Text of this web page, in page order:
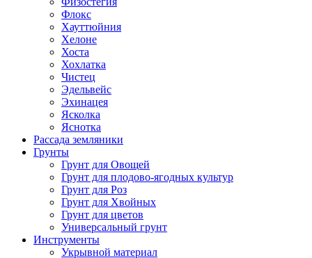
Флокс
Хауттюйния
Хелоне
Хоста
Хохлатка
Чистец
Эдельвейс
Эхинацея
Ясколка
Яснотка
Рассада земляники
Грунты
Грунт для Овощей
Грунт для плодово-ягодных культур
Грунт для Роз
Грунт для Хвойных
Грунт для цветов
Универсальный грунт
Инструменты
Укрывной материал